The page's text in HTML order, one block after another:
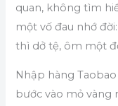
quan, không tìm
một vố đau nhớ
thì dở tệ, ôm một
Nhập hàng
bước vào mỏ vàng